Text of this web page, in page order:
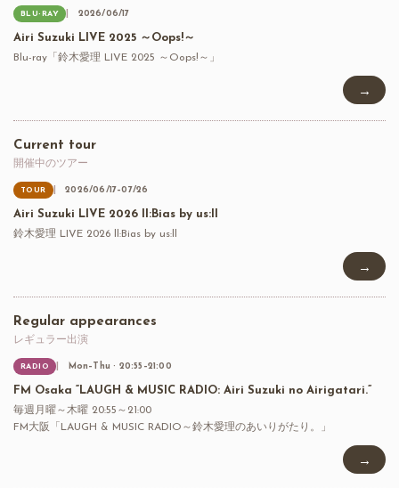
BLU-RAY 2026/06/17
Airi Suzuki LIVE 2025 ～Oops!～
Blu-ray「鈴木愛理 LIVE 2025 ～Oops!～」
→
Current tour
開催中のツアー
TOUR 2026/06/17–07/26
Airi Suzuki LIVE 2026 ll:Bias by us:ll
鈴木愛理 LIVE 2026 ll:Bias by us:ll
→
Regular appearances
レギュラー出演
RADIO Mon–Thu · 20:55–21:00
FM Osaka “LAUGH & MUSIC RADIO: Airi Suzuki no Airigatari.”
毎週月曜～木曜 20:55～21:00
FM大阪「LAUGH & MUSIC RADIO～鈴木愛理のあいりがたり。」
→